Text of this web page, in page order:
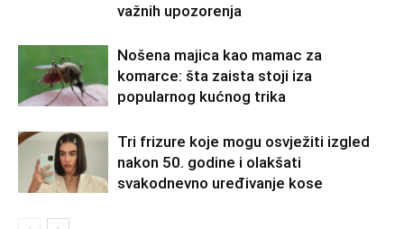
važnih upozorenja
Nošena majica kao mamac za
komarce: šta zaista stoji iza
popularnog kućnog trika
Tri frizure koje mogu osvježiti izgled
nakon 50. godine i olakšati
svakodnevno uređivanje kose